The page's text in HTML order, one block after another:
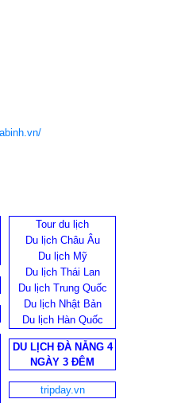
Tour du lịch
Du lịch Châu Âu
Du lịch Mỹ
Du lịch Thái Lan
Du lịch Trung Quốc
Du lịch Nhật Bản
Du lịch Hàn Quốc
DU LỊCH ĐÀ NẴNG 4
NGÀY 3 ĐÊM
tripday.vn